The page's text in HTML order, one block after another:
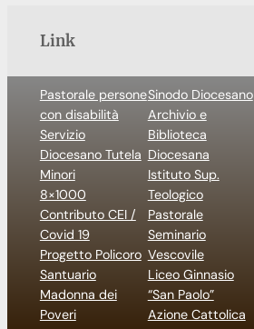
Link
Pastorale persone
con disabilità
Servizio
Diocesano Tutela
Minori
8×1000
Contributo CEI /
Covid 19
Progetto Policoro
Santuario
Madonna dei
Poveri
Sinodo Diocesano
Archivio e
Biblioteca
Diocesana
Istituto Sup.
Teologico
Pastorale
Seminario
Vescovile
Liceo Ginnasio
“San Paolo”
Azione Cattolica